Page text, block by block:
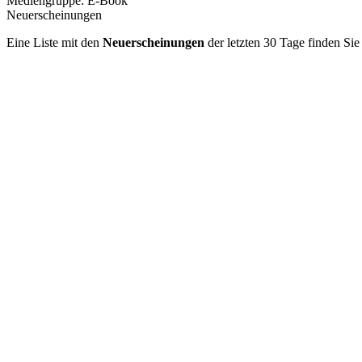
Neuerscheinungen
Eine Liste mit den Neuerscheinungen der letzten 30 Tage finden Sie